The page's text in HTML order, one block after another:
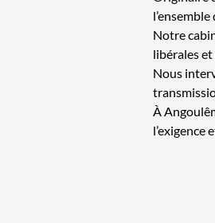
Notre
libérales
Nous
À
l’exigence